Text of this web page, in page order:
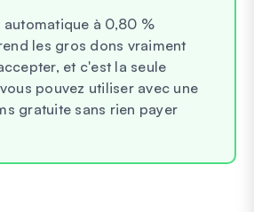
automatique à 0,80 %
les gros dons vraiment
et c'est la seule
pouvez utiliser avec une
gratuite sans rien payer